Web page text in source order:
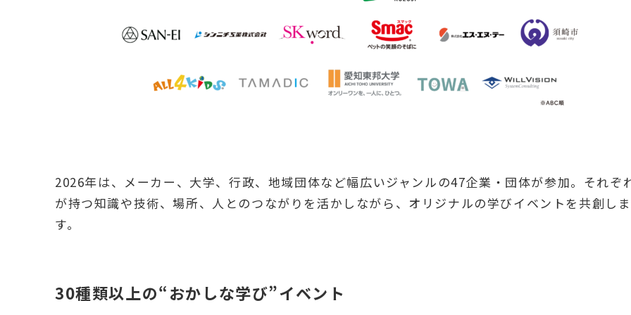
2026年は、メーカー、大学、行政、地域団体など幅広いジャンルの47企業・団体が参加。それぞ
が持つ知識や技術、場所、人とのつながりを活かしながら、オリジナルの学びイベントを共創しま
す。
30種類以上の“おかしな学び”イベント